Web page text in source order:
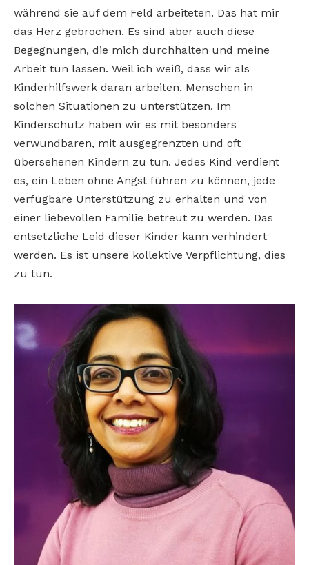
während sie auf dem Feld arbeiteten. Das hat mir
das Herz gebrochen. Es sind aber auch diese
Begegnungen, die mich durchhalten und meine
Arbeit tun lassen. Weil ich weiß, dass wir als
Kinderhilfswerk daran arbeiten, Menschen in
solchen Situationen zu unterstützen. Im
Kinderschutz haben wir es mit besonders
verwundbaren, mit ausgegrenzten und oft
übersehenen Kindern zu tun. Jedes Kind verdient
es, ein Leben ohne Angst führen zu können, jede
verfügbare Unterstützung zu erhalten und von
einer liebevollen Familie betreut zu werden. Das
entsetzliche Leid dieser Kinder kann verhindert
werden. Es ist unsere kollektive Verpflichtung, dies
zu tun.